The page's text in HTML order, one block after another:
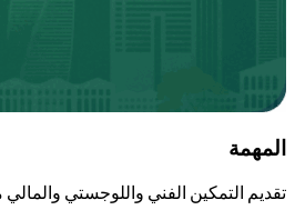
المهمة
تقديم التمكين الفني واللوجستي